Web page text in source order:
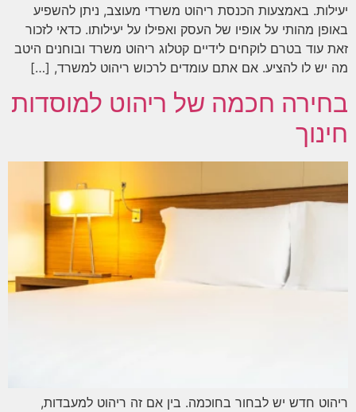
יעילות. באמצעות הכנסת ריהוט משרדי מעוצב, ניתן להשפיע
באופן מהותי על אופיו של העסק ואפילו על יעילותו. כדאי לזכור
זאת עוד בטרם לוקחים לידיים קטלוג ריהוט משרד ובוחנים היטב
מה יש לו להציע. אם אתם עומדים לרכוש ריהוט למשרד, […]
בחירה חכמה של ריהוט למוסדות
חינוך
ריהוט חדש יש לבחור בחוכמה. בין אם זה ריהוט למעבדות,